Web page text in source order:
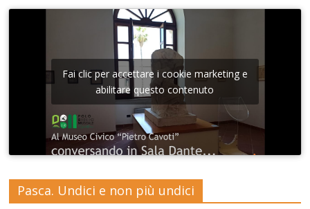
Fai clic per accettare i cookie marketing e
abilitare questo contenuto
Pasca. Undici e non più undici